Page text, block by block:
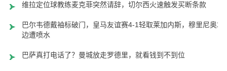
维拉定位球教练麦克菲突然请辞，切尔西火速触发买断条款
巴尔韦德戴袖标破门，皇马友谊赛4-1轻取莱加内斯，穆里尼奥场
边遭喷水
巴萨真打电话了？曼城放走罗德里，就看钱到不到位